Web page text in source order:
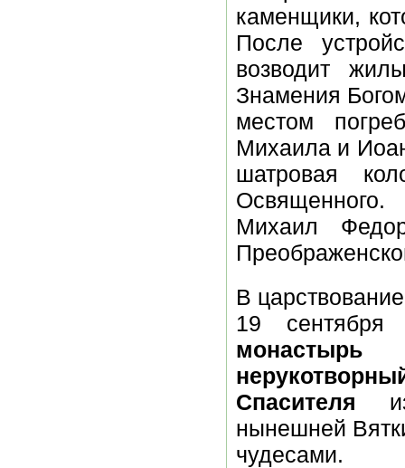
каменщики,
После
возводит
Знамения
местом
Михаила и
шатровая
Михаил
В
19
Спасителя
нынешней
чудесами.